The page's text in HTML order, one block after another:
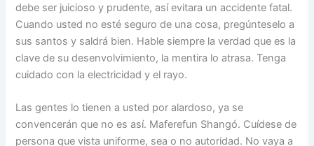
debe ser juicioso y prudente, así evitara un accidente fatal.
Cuando usted no esté seguro de una cosa, pregúnteselo a
sus santos y saldrá bien. Hable siempre la verdad que es la
clave de su desenvolvimiento, la mentira lo atrasa. Tenga
cuidado con la electricidad y el rayo.
Las gentes lo tienen a usted por alardoso, ya se
convencerán que no es así. Maferefun Shangó. Cuídese de
persona que vista uniforme, sea o no autoridad. No vaya a